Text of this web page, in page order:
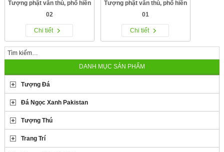
Tượng phật văn thù, phổ hiền
02
Chi tiết
Tượng phật văn thù, phổ hiền
01
Chi tiết
DANH MỤC SẢN PHẨM
Tượng Đá
Đá Ngọc Xanh Pakistan
Tượng Thú
Trang Trí